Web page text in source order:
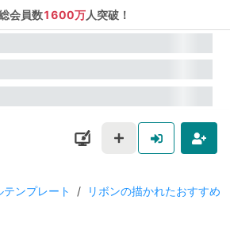
会員数1600万人突破！
ンプレート /
リボンの描かれたおすすめ